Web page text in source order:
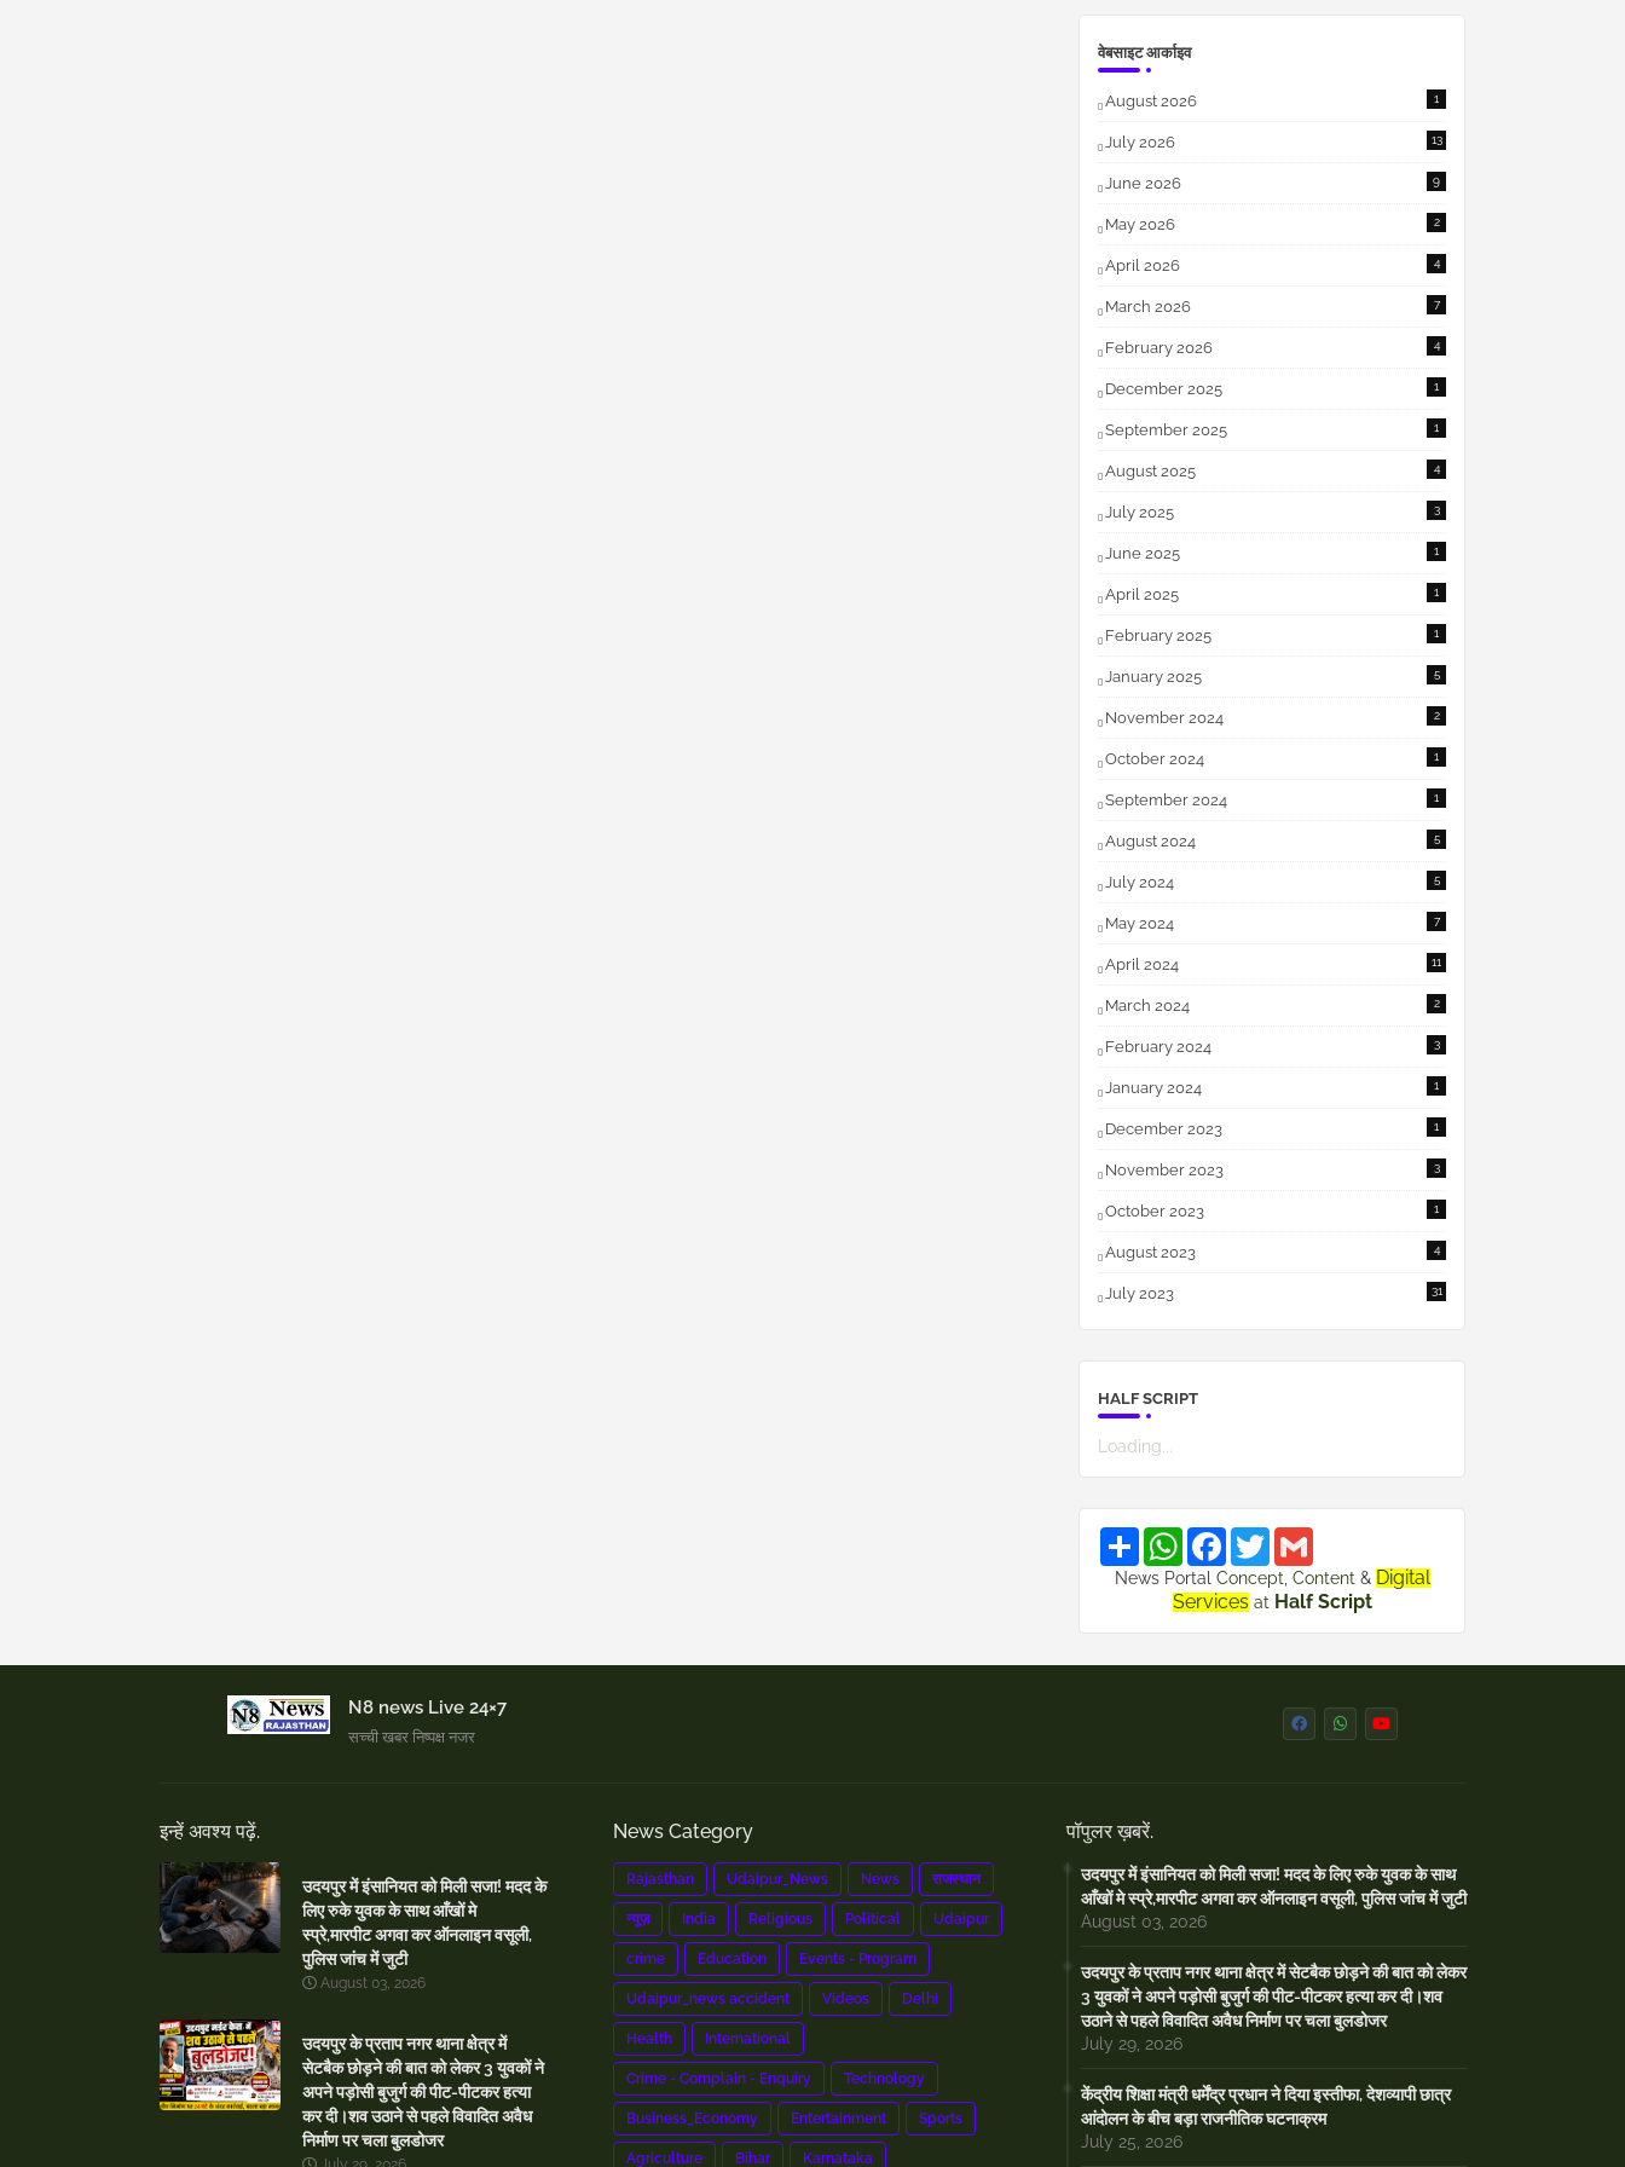
वेबसाइट आर्काइव
August 2026 1
July 2026 13
June 2026 9
May 2026 2
April 2026 4
March 2026 7
February 2026 4
December 2025 1
September 2025 1
August 2025 4
July 2025 3
June 2025 1
April 2025 1
February 2025 1
January 2025 5
November 2024 2
October 2024 1
September 2024 1
August 2024 5
July 2024 5
May 2024 7
April 2024 11
March 2024 2
February 2024 3
January 2024 1
December 2023 1
November 2023 3
October 2023 1
August 2023 4
July 2023 31
HALF SCRIPT
Loading...
S
a
W
a
t
s
A
F
c
e
b
o
T
w
i
e
a
i
News Portal Concept Content & Digital
Services at Half Script
N8 news Live 24×7
सच्ची खबर निष्पक्ष नजर
इन्हें अवश्य पढ़ें.
उदयपुर में इंसानियत को मिली सजा! मदद के
लिए रुके युवक के साथ आँखों मे
स्प्रे,मारपीट अगवा कर ऑनलाइन वसूली,
पुलिस जांच में जुटी
August 03, 2026
उदयपुर के प्रताप नगर थाना क्षेत्र में
सेटबैक छोड़ने की बात को लेकर 3 युवकों ने
अपने पड़ोसी बुजुर्ग की पीट-पीटकर हत्या
कर दी।शव उठाने से पहले विवादित अवैध
निर्माण पर चला बुलडोजर
News Category
Rajasthan Udaipur_News News राजस्थान
न्यूज़ India Religious Political Udaipur
crime Education Events - Program
Udaipur_news accident Videos Delhi
Health International
Crime - Complain - Enquiry Technology
Business_Economy Entertainment Sports
Agriculture Bihar Karnataka
पॉपुलर ख़बरें.
उदयपुर में इंसानियत को मिली सजा! मदद के लिए रुके युवक के साथ
आँखों मे स्प्रे,मारपीट अगवा कर ऑनलाइन वसूली, पुलिस जांच में जुटी
August 03, 2026
उदयपुर के प्रताप नगर थाना क्षेत्र में सेटबैक छोड़ने की बात को लेकर
3 युवकों ने अपने पड़ोसी बुजुर्ग की पीट-पीटकर हत्या कर दी।शव
उठाने से पहले विवादित अवैध निर्माण पर चला बुलडोजर
July 29, 2026
केंद्रीय शिक्षा मंत्री धर्मेंद्र प्रधान ने दिया इस्तीफा, देशव्यापी छात्र
आंदोलन के बीच बड़ा राजनीतिक घटनाक्रम
July 25, 2026